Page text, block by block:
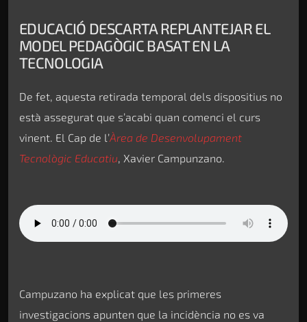
EDUCACIÓ DESCARTA REPLANTEJAR EL
MODEL PEDAGÒGIC BASAT EN LA
TECNOLOGIA
De fet, aquesta retirada temporal dels dispositius no
està assegurat que s’acabi quan comenci el curs
vinent. El Cap de l’Àrea de Desenvolupament
Tecnològic Educatiu, Xavier Campunzano.
Campuzano ha explicat que les primeres
investigacions apunten que la incidència no es va